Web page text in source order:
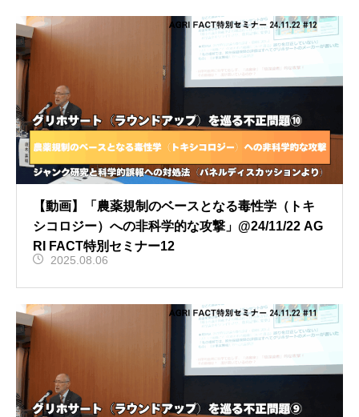
【動画】「農薬規制のベースとなる毒性学（トキ
シコロジー）への非科学的な攻撃」@24/11/22 AG
RI FACT特別セミナー12
2025.08.06